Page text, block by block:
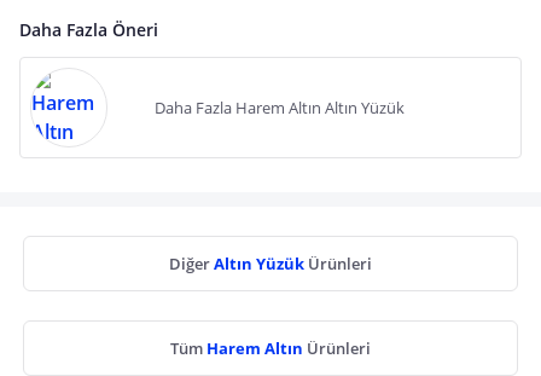
Daha Fazla Öneri
Daha Fazla Harem Altın Altın Yüzük
DiğerAltın Yüzük Ürünleri
Tüm Harem Altın Ürünleri